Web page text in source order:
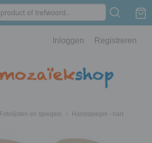
Inloggen Registreren
Fotolijsten en spiegels › Handspiegel - hart